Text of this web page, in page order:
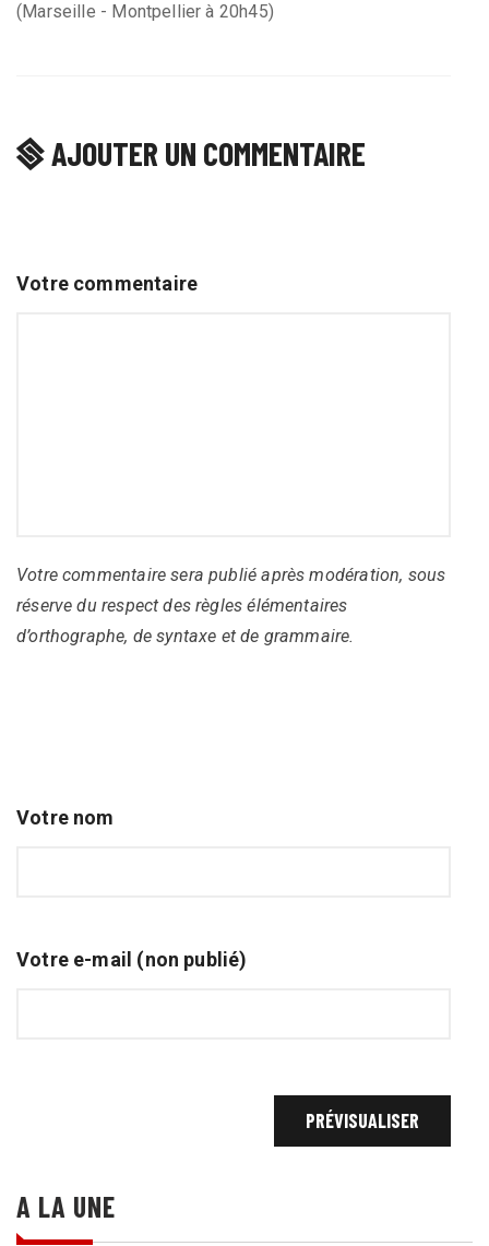
(Marseille - Montpellier à 20h45)
AJOUTER UN COMMENTAIRE
Votre commentaire
Votre commentaire sera publié après modération, sous
réserve du respect des règles élémentaires
d’orthographe, de syntaxe et de grammaire.
Votre nom
Votre e-mail (non publié)
A LA UNE